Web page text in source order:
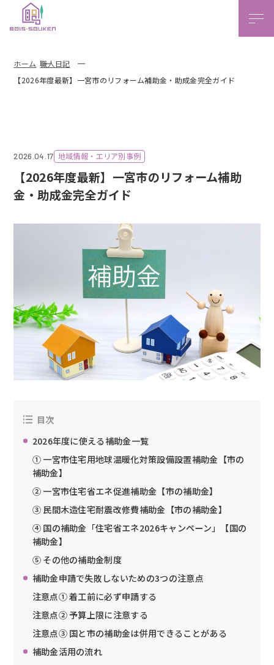
ホーム 職人日記
【2026年度最新】一宮市のリフォーム補助金・助成金完全ガイド
【2026年度最新】一宮市のリフォーム補助
金・助成金完全ガイド
2026.04.17 地域情報・エリア別事例
目次
2026年度に使える補助金一覧
① 一宮市住宅用地球温暖化対策設備設置補助金【市の
補助金】
② 一宮市住宅省エネ促進補助金【市の補助金】
③ 民間木造住宅耐震改修費補助金【市の補助金】
④ 国の補助金「住宅省エネ2026キャンペーン」【国の
補助金】
⑤ その他の補助金制度
補助金申請で失敗しないための3つの注意点
注意点① 着工前に必ず申請する
注意点② 予算上限に注意する
注意点③ 国と市の補助金は併用できることがある
補助金活用の流れ